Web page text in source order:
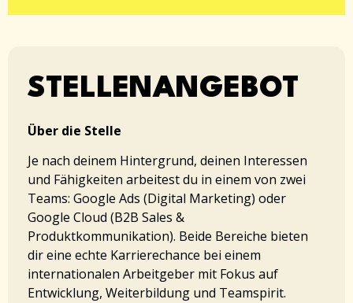
STELLENANGEBOT
Über die Stelle
Je nach deinem Hintergrund, deinen Interessen
und Fähigkeiten arbeitest du in einem von zwei
Teams: Google Ads (Digital Marketing) oder
Google Cloud (B2B Sales &
Produktkommunikation). Beide Bereiche bieten
dir eine echte Karrierechance bei einem
internationalen Arbeitgeber mit Fokus auf
Entwicklung, Weiterbildung und Teamspirit.